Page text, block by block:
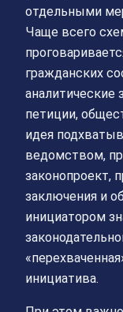
отдельными
Чаще всего
гражданских
аналитические
петиции,
идея
ведомством,
законопроект,
заключения и
инициатором
инициатива.